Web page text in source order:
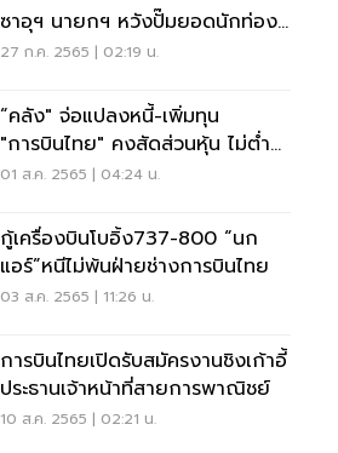
ซาอุฯ นายกฯ หวังปั๊มยอดนักท่อง
เที่ยว 10 เท่า
27 ก.ค. 2565 | 02:19 น.
“คลัง" จ่อแปลงหนี้-เพิ่มทุน
"การบินไทย" คงสัดส่วนหุ้น ไม่ต่ำ
40%
01 ส.ค. 2565 | 04:24 น.
กู้เครื่องบินโบอิ้ง737-800 “นก
แอร์”หนีไม่พ้นฝ่ายช่างการบินไทย
03 ส.ค. 2565 | 11:26 น.
การบินไทยเปิดรับสมัครงานชิงเก้าอี้
ประธานเจ้าหน้าที่สายการพาณิชย์
10 ส.ค. 2565 | 02:21 น.